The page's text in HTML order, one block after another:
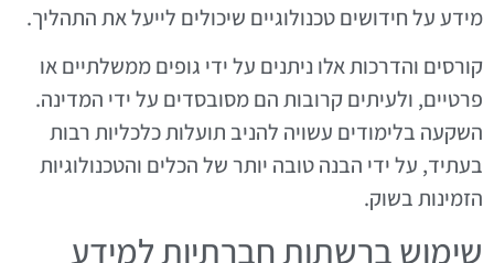
מידע על חידושים טכנולוגיים שיכולים לייעל את התהליך.
קורסים והדרכות אלו ניתנים על ידי גופים ממשלתיים או
פרטיים, ולעיתים קרובות הם מסובסדים על ידי המדינה.
השקעה בלימודים עשויה להניב תועלות כלכליות רבות
בעתיד, על ידי הבנה טובה יותר של הכלים והטכנולוגיות
הזמינות בשוק.
שימוש ברשתות חברתיות למידע